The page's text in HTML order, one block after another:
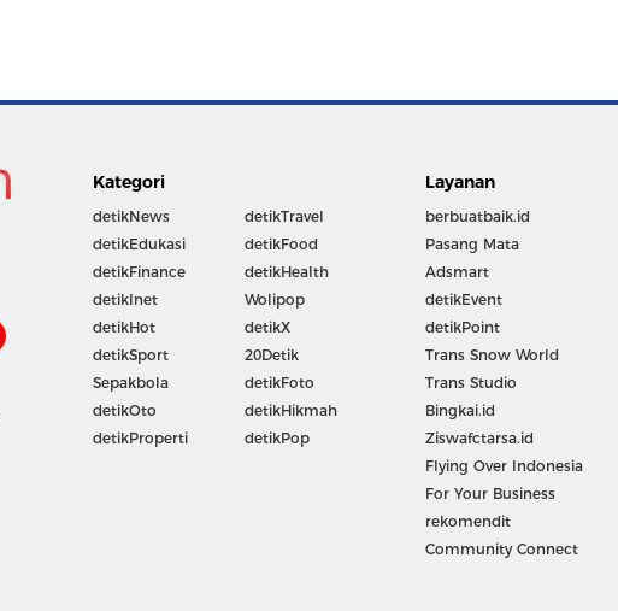
Kategori
detikNews
detikEdukasi
detikFinance
detikInet
detikHot
detikSport
Sepakbola
detikOto
detikProperti
detikTravel
detikFood
detikHealth
Wolipop
detikX
20Detik
detikFoto
detikHikmah
detikPop
Layanan
berbuatbaik.id
Pasang Mata
Adsmart
detikEvent
detikPoint
Trans Snow World
Trans Studio
Bingkai.id
Ziswafctarsa.id
Flying Over Indonesia
For Your Business
rekomendit
Community Connect